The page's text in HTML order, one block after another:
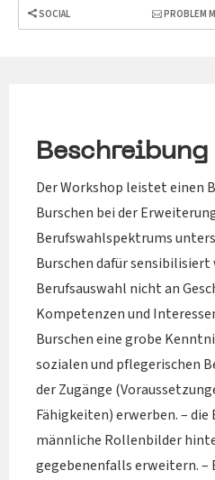
SOCIAL PROBLEM
Beschreibung
Der Workshop leistet einen
Burschen bei der
Berufswahlspektrums
Burschen dafür sensibilisiert
Berufsauswahl nicht an
Kompetenzen und
Burschen eine grobe
sozialen und pflegerischen
der Zugänge
Fähigkeiten) erwerben. – die
männliche Rollenbilder
gegebenenfalls erweitern. –